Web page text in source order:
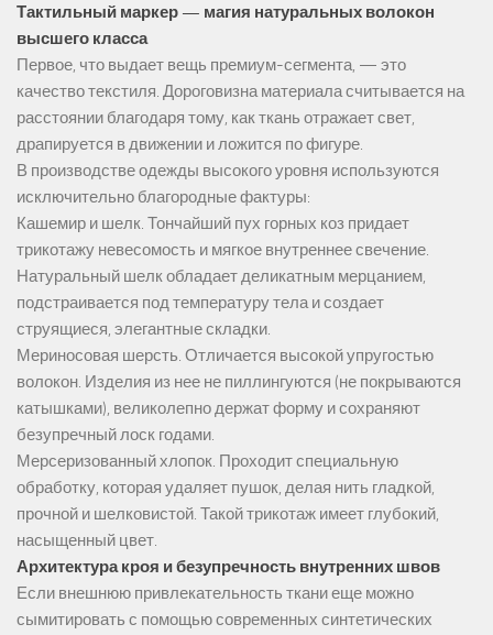
Тактильный маркер — магия натуральных волокон
высшего класса
Первое, что выдает вещь премиум-сегмента, — это
качество текстиля. Дороговизна материала считывается на
расстоянии благодаря тому, как ткань отражает свет,
драпируется в движении и ложится по фигуре.
В производстве одежды высокого уровня используются
исключительно благородные фактуры:
Кашемир и шелк. Тончайший пух горных коз придает
трикотажу невесомость и мягкое внутреннее свечение.
Натуральный шелк обладает деликатным мерцанием,
подстраивается под температуру тела и создает
струящиеся, элегантные складки.
Мериносовая шерсть. Отличается высокой упругостью
волокон. Изделия из нее не пиллингуются (не покрываются
катышками), великолепно держат форму и сохраняют
безупречный лоск годами.
Мерсеризованный хлопок. Проходит специальную
обработку, которая удаляет пушок, делая нить гладкой,
прочной и шелковистой. Такой трикотаж имеет глубокий,
насыщенный цвет.
Архитектура кроя и безупречность внутренних швов
Если внешнюю привлекательность ткани еще можно
сымитировать с помощью современных синтетических